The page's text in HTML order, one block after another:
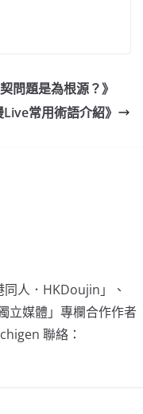
問題是為根源？》
Live常用術語介紹》
人．HKDoujin」、
立媒體」專欄合作作者
聯絡：